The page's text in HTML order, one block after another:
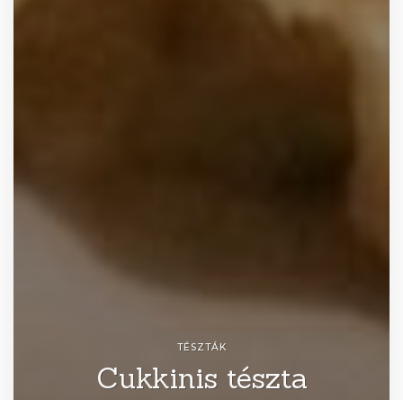
TÉSZTÁK
Cukkinis tészta